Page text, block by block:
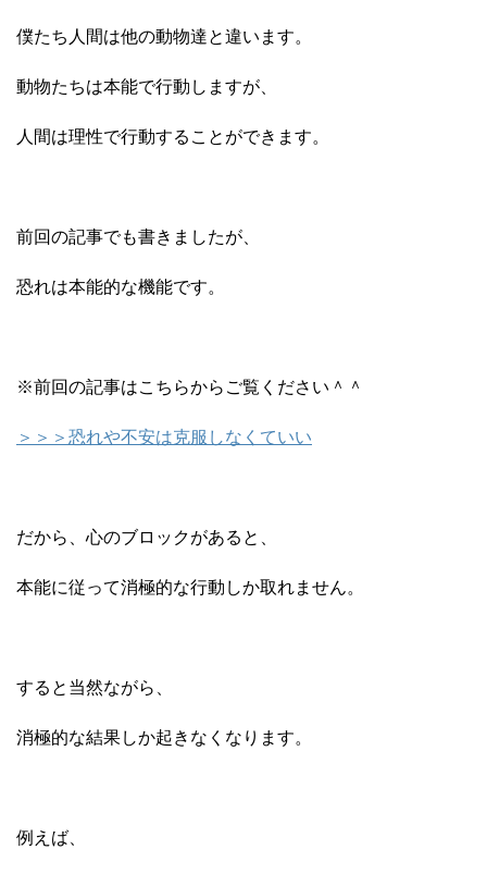
僕たち人間は他の動物達と違います。
動物たちは本能で行動しますが、
人間は理性で行動することができます。
前回の記事でも書きましたが、
恐れは本能的な機能です。
※前回の記事はこちらからご覧ください＾＾
＞＞＞恐れや不安は克服しなくていい
だから、心のブロックがあると、
本能に従って消極的な行動しか取れません。
すると当然ながら、
消極的な結果しか起きなくなります。
例えば、